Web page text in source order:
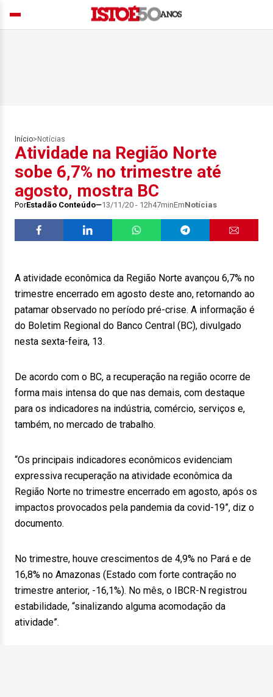
Início> Notícias
Atividade na Região Norte
sobe 6,7% no trimestre até
agosto, mostra BC
PorEstadão Conteúdo 13/11/20 - 12h47minEmNotícias
A atividade econômica da Região Norte avançou 6,7% no
trimestre encerrado em agosto deste ano, retornando ao
patamar observado no período pré-crise. A informação é
do Boletim Regional do Banco Central (BC), divulgado
nesta sexta-feira, 13.
De acordo com o BC, a recuperação na região ocorre de
forma mais intensa do que nas demais, com destaque
para os indicadores na indústria, comércio, serviços e,
também, no mercado de trabalho.
“Os principais indicadores econômicos evidenciam
expressiva recuperação na atividade econômica da
Região Norte no trimestre encerrado em agosto, após os
impactos provocados pela pandemia da covid-19”, diz o
documento.
No trimestre, houve crescimentos de 4,9% no Pará e de
16,8% no Amazonas (Estado com forte contração no
trimestre anterior, -16,1%). No mês, o IBCR-N registrou
estabilidade, “sinalizando alguma acomodação da
atividade”.